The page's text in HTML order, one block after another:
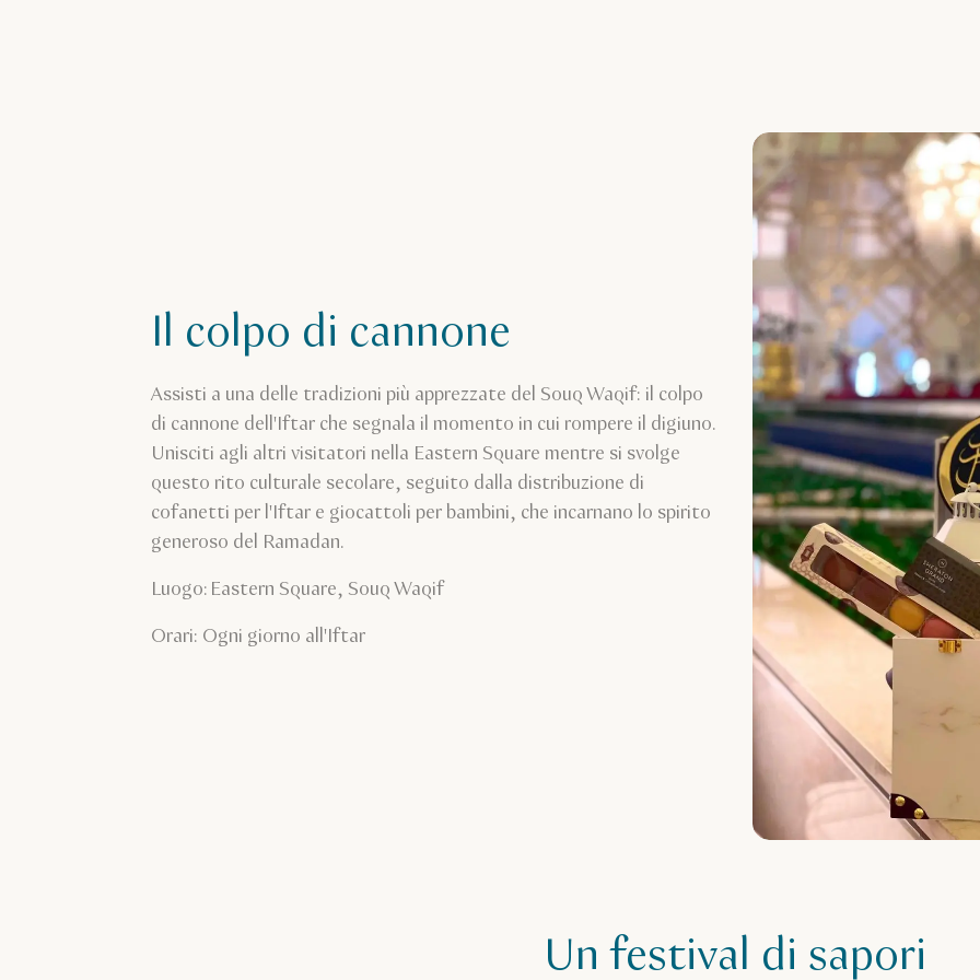
Il colpo di cannone
Assisti a una delle tradizioni più apprezzate del Souq Waqif: il colpo
di cannone dell'Iftar che segnala il momento in cui rompere il digiuno.
Unisciti agli altri visitatori nella Eastern Square mentre si svolge
questo rito culturale secolare, seguito dalla distribuzione di
cofanetti per l'Iftar e giocattoli per bambini, che incarnano lo spirito
generoso del Ramadan.
Luogo: Eastern Square, Souq Waqif
Orari: Ogni giorno all'Iftar
Un festival di sapori